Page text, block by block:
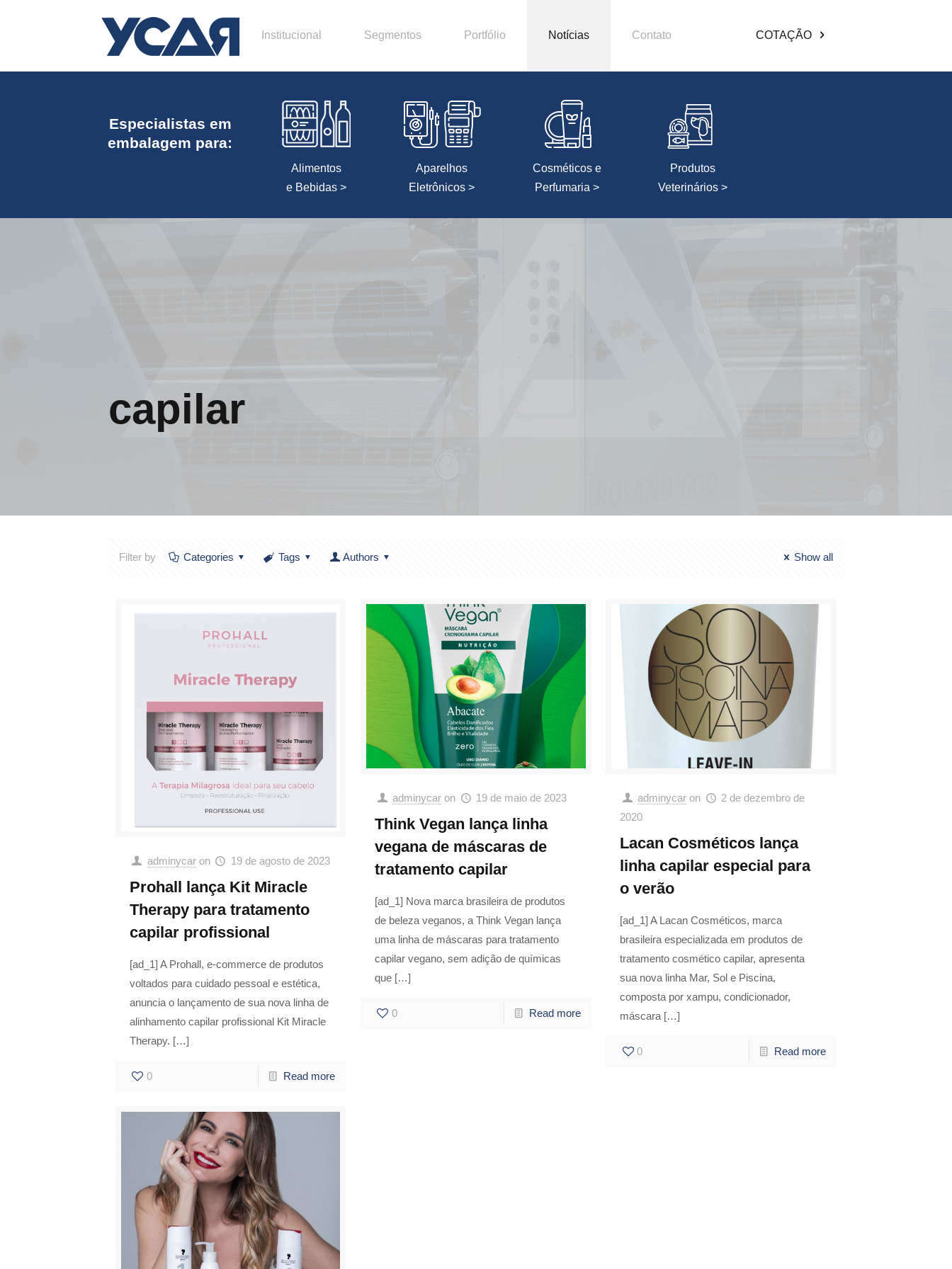
Institucional Segmentos Portfólio Notícias Contato COTAÇÃO
Especialistas em
embalagem para:
Alimentos
e Bebidas >
Aparelhos
Eletrônicos >
Cosméticos e
Perfumaria >
Produtos
Veterinários >
capilar
Filter by Categories Tags Authors Show all
adminycar on 19 de agosto de 2023
Prohall lança Kit Miracle
Therapy para tratamento
capilar profissional
[ad_1] A Prohall, e-commerce de produtos
voltados para cuidado pessoal e estética,
anuncia o lançamento de sua nova linha de
alinhamento capilar profissional Kit Miracle
Therapy. […]
0 Read more
adminycar on 19 de maio de 2023
Think Vegan lança linha
vegana de máscaras de
tratamento capilar
[ad_1] Nova marca brasileira de produtos
de beleza veganos, a Think Vegan lança
uma linha de máscaras para tratamento
capilar vegano, sem adição de químicas
que […]
0 Read more
adminycar on
2 de dezembro de
2020
Lacan Cosméticos lança
linha capilar especial para
o verão
[ad_1] A Lacan Cosméticos, marca
brasileira especializada em produtos de
tratamento cosmético capilar, apresenta
sua nova linha Mar, Sol e Piscina,
composta por xampu, condicionador,
máscara […]
0 Read more